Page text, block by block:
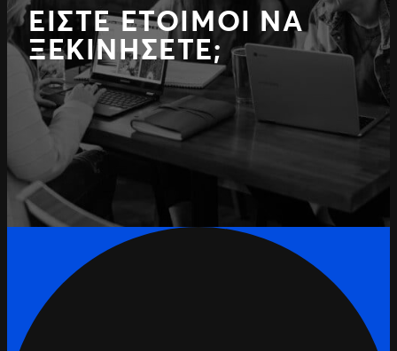
ΕΊΣΤΕ ΈΤΟΙΜΟΙ ΝΑ
ΞΕΚΙΝΉΣΕΤΕ;